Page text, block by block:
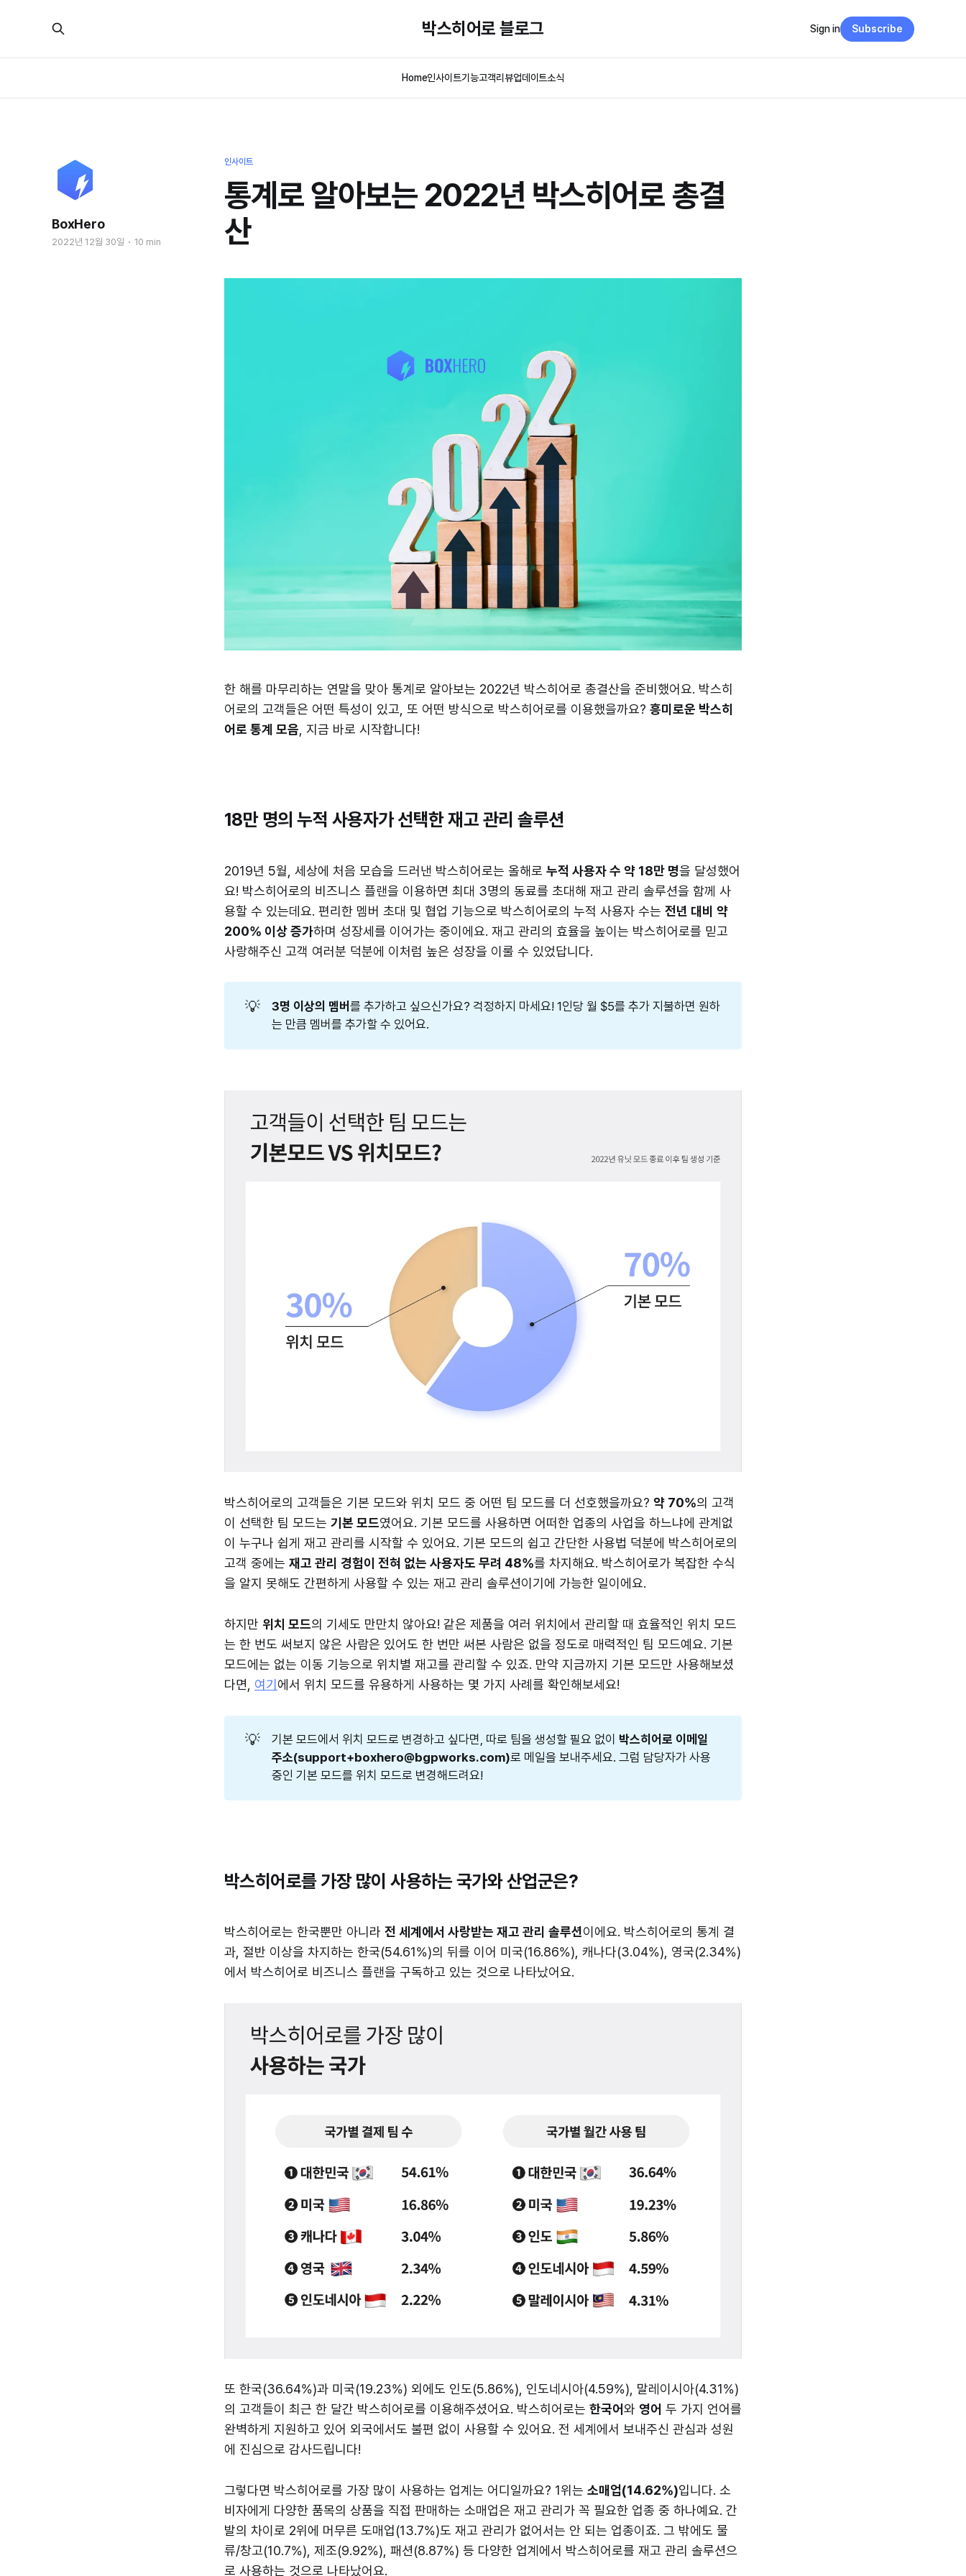
박스히어로 블로그
Home인사이트기능고객리뷰업데이트소식
Sign in Subscribe
인사이트
통계로 알아보는 2022년 박스히어로 총결
산
BoxHero
2022년 12월 30일 10 min
한 해를 마무리하는 연말을 맞아 통계로 알아보는 2022년 박스히어로 총결산을 준비했어요. 박스히
어로의 고객들은 어떤 특성이 있고, 또 어떤 방식으로 박스히어로를 이용했을까요? 흥미로운 박스히
어로 통계 모음 , 지금 바로 시작합니다!
18만 명의 누적 사용자가 선택한 재고 관리 솔루션
2019년 5월, 세상에 처음 모습을 드러낸 박스히어로는 올해로 누적 사용자 수 약 18만 명을 달성했어
요! 박스히어로의 비즈니스 플랜을 이용하면 최대 3명의 동료를 초대해 재고 관리 솔루션을 함께 사
용할 수 있는데요. 편리한 멤버 초대 및 협업 기능으로 박스히어로의 누적 사용자 수는 전년 대비 약
200% 이상 증가하며 성장세를 이어가는 중이에요. 재고 관리의 효율을 높이는 박스히어로를 믿고
사랑해주신 고객 여러분 덕분에 이처럼 높은 성장을 이룰 수 있었답니다.
💡 3명 이상의 멤버를 추가하고 싶으신가요? 걱정하지 마세요! 1인당 월 $5를 추가 지불하면 원하
는 만큼 멤버를 추가할 수 있어요.
박스히어로의 고객들은 기본 모드와 위치 모드 중 어떤 팀 모드를 더 선호했을까요? 약 70%의 고객
이 선택한 팀 모드는 기본 모드였어요. 기본 모드를 사용하면 어떠한 업종의 사업을 하느냐에 관계없
이 누구나 쉽게 재고 관리를 시작할 수 있어요. 기본 모드의 쉽고 간단한 사용법 덕분에 박스히어로의
고객 중에는 재고 관리 경험이 전혀 없는 사용자도 무려 48%를 차지해요. 박스히어로가 복잡한 수식
을 알지 못해도 간편하게 사용할 수 있는 재고 관리 솔루션이기에 가능한 일이에요.
하지만 위치 모드의 기세도 만만치 않아요! 같은 제품을 여러 위치에서 관리할 때 효율적인 위치 모드
는 한 번도 써보지 않은 사람은 있어도 한 번만 써본 사람은 없을 정도로 매력적인 팀 모드예요. 기본
모드에는 없는 이동 기능으로 위치별 재고를 관리할 수 있죠. 만약 지금까지 기본 모드만 사용해보셨
다면, 여기에서 위치 모드를 유용하게 사용하는 몇 가지 사례를 확인해보세요!
💡 기본 모드에서 위치 모드로 변경하고 싶다면, 따로 팀을 생성할 필요 없이 박스히어로 이메일
주소(support+boxhero@bgpworks.com)로 메일을 보내주세요. 그럼 담당자가 사용
중인 기본 모드를 위치 모드로 변경해드려요!
박스히어로를 가장 많이 사용하는 국가와 산업군은?
박스히어로는 한국뿐만 아니라 전 세계에서 사랑받는 재고 관리 솔루션이에요. 박스히어로의 통계 결
과, 절반 이상을 차지하는 한국(54.61%)의 뒤를 이어 미국(16.86%), 캐나다(3.04%), 영국(2.34%)
에서 박스히어로 비즈니스 플랜을 구독하고 있는 것으로 나타났어요.
또 한국(36.64%)과 미국(19.23%) 외에도 인도(5.86%), 인도네시아(4.59%), 말레이시아(4.31%)
의 고객들이 최근 한 달간 박스히어로를 이용해주셨어요. 박스히어로는 한국어와 영어 두 가지 언어를
완벽하게 지원하고 있어 외국에서도 불편 없이 사용할 수 있어요. 전 세계에서 보내주신 관심과 성원
에 진심으로 감사드립니다!
그렇다면 박스히어로를 가장 많이 사용하는 업계는 어디일까요? 1위는 소매업(14.62%)입니다. 소
비자에게 다양한 품목의 상품을 직접 판매하는 소매업은 재고 관리가 꼭 필요한 업종 중 하나예요. 간
발의 차이로 2위에 머무른 도매업(13.7%)도 재고 관리가 없어서는 안 되는 업종이죠. 그 밖에도 물
류/창고(10.7%), 제조(9.92%), 패션(8.87%) 등 다양한 업계에서 박스히어로를 재고 관리 솔루션으
로 사용하는 것으로 나타났어요.